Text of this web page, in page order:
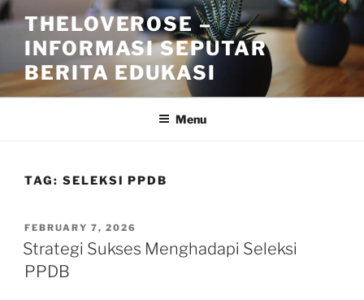
Skip
to
content
THELOVEROSE –
INFORMASI SEPUTAR
BERITA EDUKASI
Menu
TAG: SELEKSI PPDB
POSTED
ON
FEBRUARY 7, 2026
Strategi Sukses Menghadapi Seleksi
PPDB